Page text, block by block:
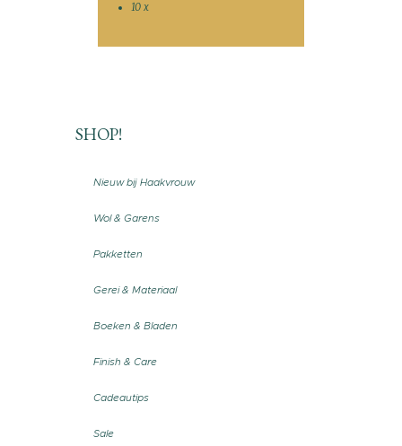
10 x
SHOP!
Nieuw bij Haakvrouw
Wol & Garens
Pakketten
Gerei & Materiaal
Boeken & Bladen
Finish & Care
Cadeautips
Sale